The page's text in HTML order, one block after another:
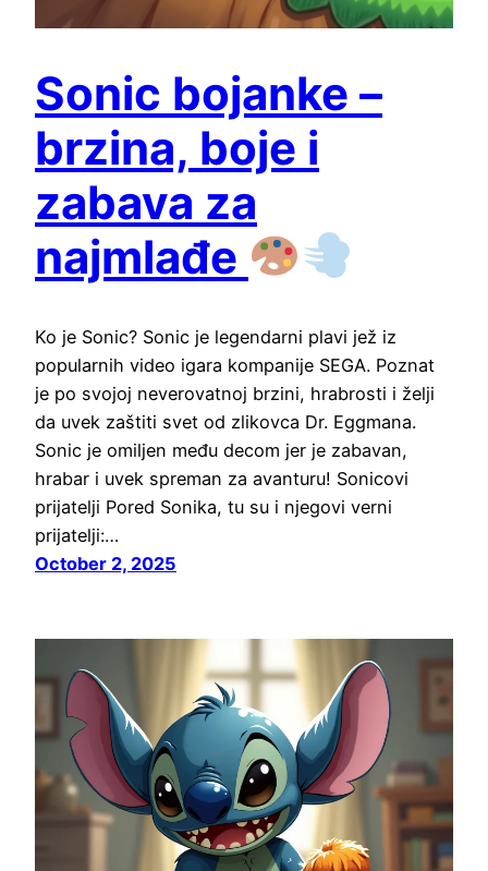
Sonic bojanke –
brzina, boje i
zabava za
najmlađe
Ko je Sonic? Sonic je legendarni plavi jež iz
popularnih video igara kompanije SEGA. Poznat
je po svojoj neverovatnoj brzini, hrabrosti i želji
da uvek zaštiti svet od zlikovca Dr. Eggmana.
Sonic je omiljen među decom jer je zabavan,
hrabar i uvek spreman za avanturu! Sonicovi
prijatelji Pored Sonika, tu su i njegovi verni
prijatelji:…
October 2, 2025